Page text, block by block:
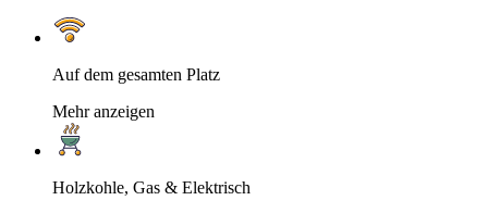
Auf dem gesamten Platz
Mehr anzeigen
Holzkohle, Gas & Elektrisch